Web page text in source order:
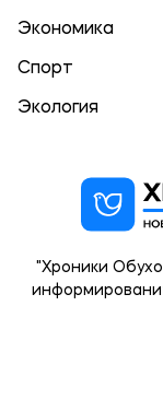
Экономика
Спорт
Экология
"Хроники